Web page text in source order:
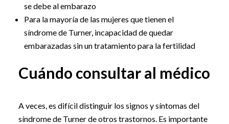
se debe al embarazo
Para la mayoría de las mujeres que tienen el
síndrome de Turner, incapacidad de quedar
embarazadas sin un tratamiento para la fertilidad
Cuándo consultar al médico
A veces, es difícil distinguir los signos y síntomas del
síndrome de Turner de otros trastornos. Es importante